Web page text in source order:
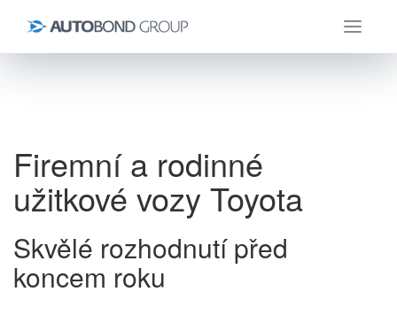
Úvod Aktuality Firemní a rodinné užitkové vozy Toyota
Firemní a rodinné
užitkové vozy Toyota
Skvělé rozhodnutí před
koncem roku